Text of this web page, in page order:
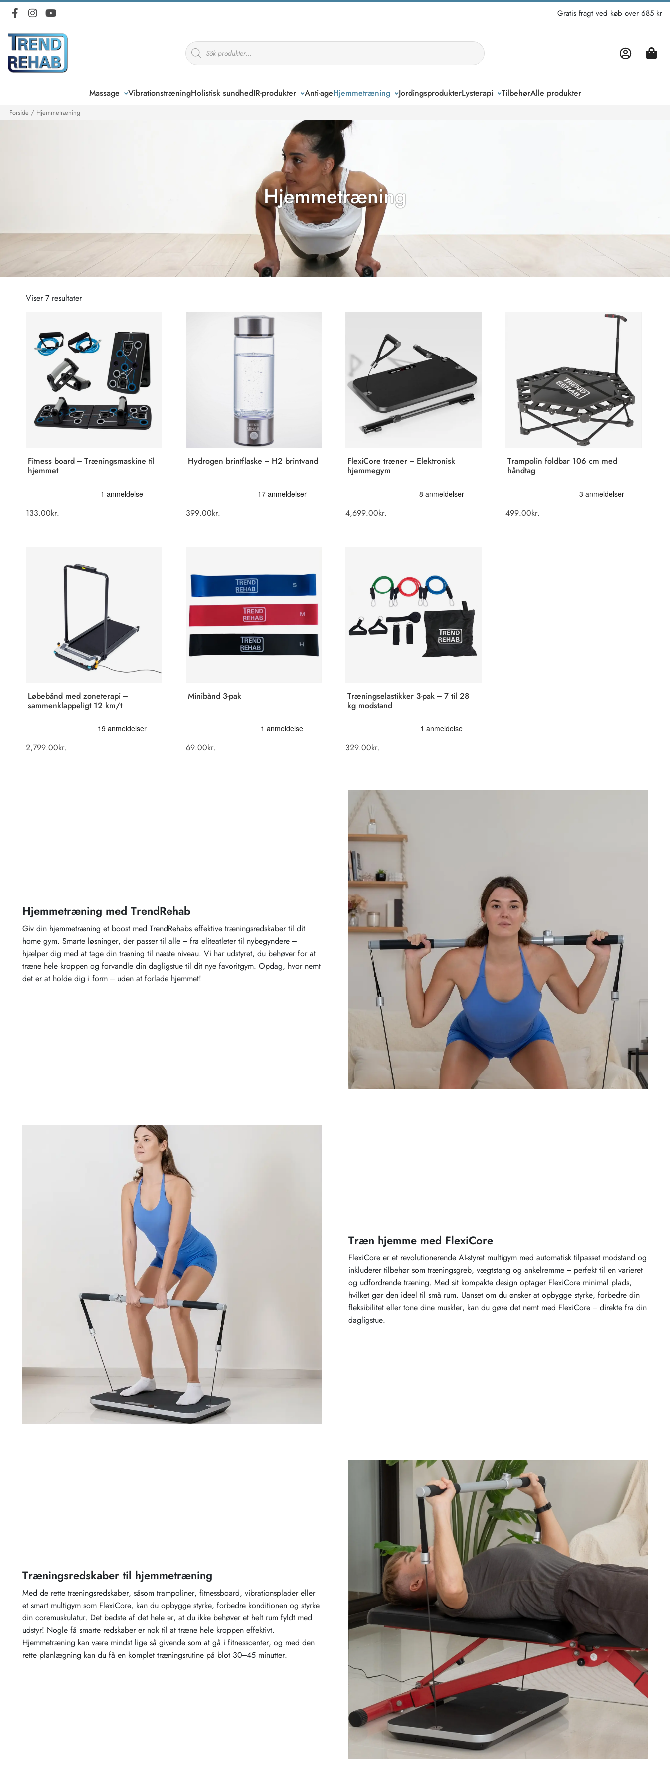
Gratis fragt ved køb over 685 kr
Products
search
Massage VibrationstræningHolistisk sundhedIR-produkter Anti-ageHjemmetræning JordingsprodukterLysterapi TilbehørAlle produkter
Forside / Hjemmetræning
Hjemmetræning
Viser 7 resultaterSorteret
Fitness board – Træningsmaskine til
hjemmet
133.00kr.
Hydrogen brintflaske – H2 brintvand
399.00kr.
FlexiCore træner – Elektronisk
hjemmegym
4,699.00kr.
Trampolin foldbar 106 cm med
håndtag
499.00kr.
Løbebånd med zoneterapi –
sammenklappeligt 12 km/t
2,799.00kr.
Minibånd 3-pak
69.00kr.
Træningselastikker 3-pak – 7 til 28
kg modstand
329.00kr.
Hjemmetræning med TrendRehab
Giv din hjemmetræning et boost med TrendRehabs effektive træningsredskaber til dit
home gym. Smarte løsninger, der passer til alle – fra eliteatleter til nybegyndere –
hjælper dig med at tage din træning til næste niveau. Vi har udstyret, du behøver for at
træne hele kroppen og forvandle din dagligstue til dit nye favoritgym. Opdag, hvor nemt
det er at holde dig i form – uden at forlade hjemmet!
Træn hjemme med FlexiCore
FlexiCore er et revolutionerende AI-styret multigym med automatisk tilpasset modstand og
inkluderer tilbehør som træningsgreb, vægtstang og ankelremme – perfekt til en varieret
og udfordrende træning. Med sit kompakte design optager FlexiCore minimal plads,
hvilket gør den ideel til små rum. Uanset om du ønsker at opbygge styrke, forbedre din
fleksibilitet eller tone dine muskler, kan du gøre det nemt med FlexiCore – direkte fra din
dagligstue.
Træningsredskaber til hjemmetræning
Med de rette træningsredskaber, såsom trampoliner, fitnessboard, vibrationsplader eller
et smart multigym som FlexiCore, kan du opbygge styrke, forbedre konditionen og styrke
din coremuskulatur. Det bedste af det hele er, at du ikke behøver et helt rum fyldt med
udstyr! Nogle få smarte redskaber er nok til at træne hele kroppen effektivt.
Hjemmetræning kan være mindst lige så givende som at gå i fitnesscenter, og med den
rette planlægning kan du få en komplet træningsrutine på blot 30–45 minutter.